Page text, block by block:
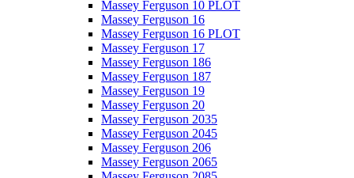
Massey Ferguson 10 PLOT
Massey Ferguson 16
Massey Ferguson 16 PLOT
Massey Ferguson 17
Massey Ferguson 186
Massey Ferguson 187
Massey Ferguson 19
Massey Ferguson 20
Massey Ferguson 2035
Massey Ferguson 2045
Massey Ferguson 206
Massey Ferguson 2065